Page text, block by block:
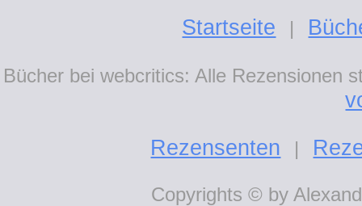
Startseite |
Bücher bei webcritics: Alle Rezensionen
Rezensenten
|
Copyrights © by